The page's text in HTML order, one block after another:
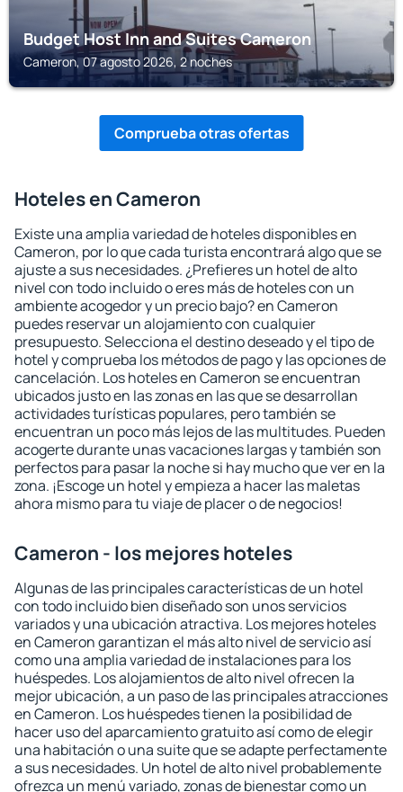
Budget Host Inn and Suites Cameron
Cameron, 07 agosto 2026, 2 noches
Comprueba otras ofertas
Hoteles en Cameron
Existe una amplia variedad de hoteles disponibles en
Cameron, por lo que cada turista encontrará algo que se
ajuste a sus necesidades. ¿Prefieres un hotel de alto
nivel con todo incluido o eres más de hoteles con un
ambiente acogedor y un precio bajo? en Cameron
puedes reservar un alojamiento con cualquier
presupuesto. Selecciona el destino deseado y el tipo de
hotel y comprueba los métodos de pago y las opciones de
cancelación. Los hoteles en Cameron se encuentran
ubicados justo en las zonas en las que se desarrollan
actividades turísticas populares, pero también se
encuentran un poco más lejos de las multitudes. Pueden
acogerte durante unas vacaciones largas y también son
perfectos para pasar la noche si hay mucho que ver en la
zona. ¡Escoge un hotel y empieza a hacer las maletas
ahora mismo para tu viaje de placer o de negocios!
Cameron - los mejores hoteles
Algunas de las principales características de un hotel
con todo incluido bien diseñado son unos servicios
variados y una ubicación atractiva. Los mejores hoteles
en Cameron garantizan el más alto nivel de servicio así
como una amplia variedad de instalaciones para los
huéspedes. Los alojamientos de alto nivel ofrecen la
mejor ubicación, a un paso de las principales atracciones
en Cameron. Los huéspedes tienen la posibilidad de
hacer uso del aparcamiento gratuito así como de elegir
una habitación o una suite que se adapte perfectamente
a sus necesidades. Un hotel de alto nivel probablemente
ofrezca un menú variado, zonas de bienestar como un